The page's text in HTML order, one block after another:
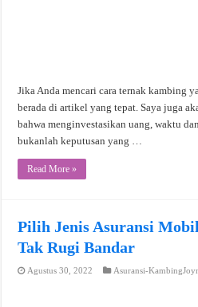
Jika Anda mencari cara ternak kambing
berada di artikel yang tepat. Saya juga
bahwa menginvestasikan uang, waktu
bukanlah keputusan yang …
Read More »
Pilih Jenis Asuransi
Tak Rugi Bandar
Agustus 30, 2022 Asuransi-